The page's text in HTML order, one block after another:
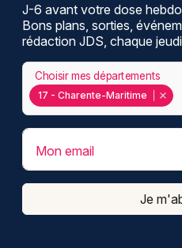
J-6 avant votre dose
Bons plans, sorties,
rédaction JDS, chaque
17 - Charente-Maritime
Choisir mes départements
Mon email
Je